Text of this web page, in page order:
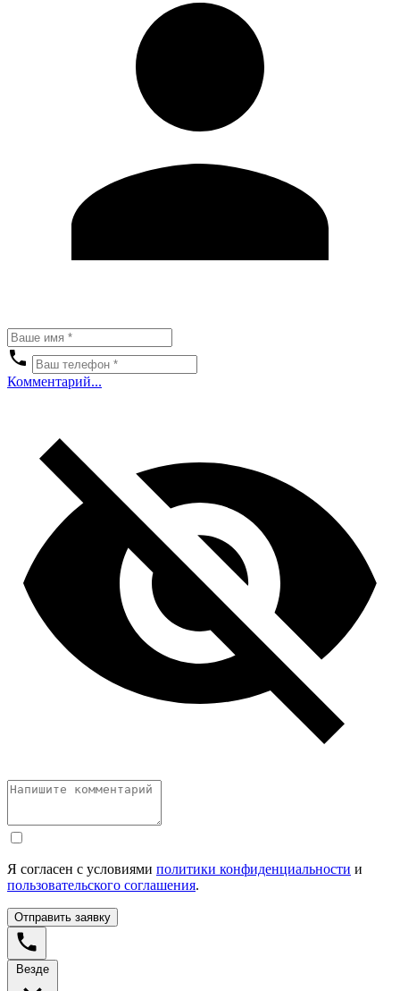
Комментарий...
Я согласен с условиями политики конфиденциальности и
пользовательского соглашения.
Отправить заявку
Везде